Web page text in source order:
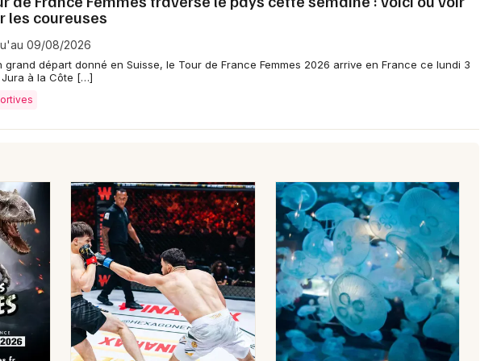
Artistes en tournée
Magazine à Carentan-les-Marais
les coureuses
09/08/2026
grand départ donné en Suisse, le Tour de France Femmes 2026 arrive en France ce lundi 3
Jura à la Côte […]